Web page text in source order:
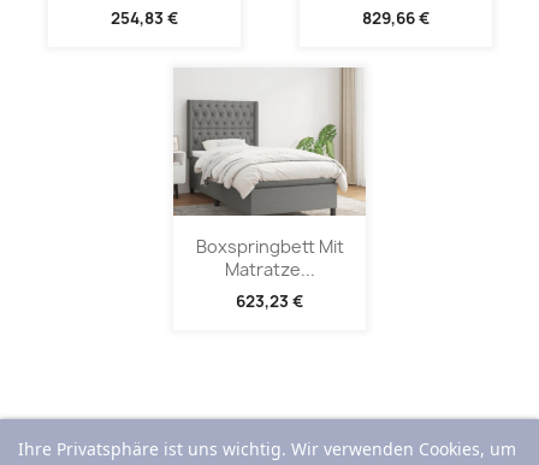
254,83 € 829,66 €
Boxspringbett Mit
Matratze...
623,23 €
Ihre Privatsphäre ist uns wichtig. Wir verwenden Cookies, um